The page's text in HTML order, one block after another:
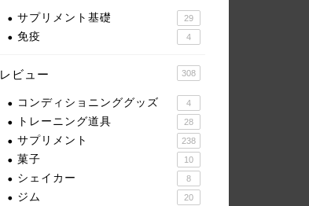
サプリメント基礎 29
免疫 4
レビュー 308
コンディショニンググッズ 4
トレーニング道具 28
サプリメント 238
菓子 10
シェイカー 8
ジム 20